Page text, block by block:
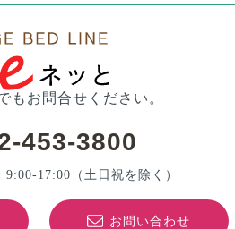
もお問合せください。
453-3800
9:00-17:00 （土日祝を除く）
お問い合わせ